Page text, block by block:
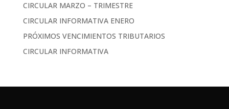
CIRCULAR MARZO – TRIMESTRE
CIRCULAR INFORMATIVA ENERO
PRÓXIMOS VENCIMIENTOS TRIBUTARIOS
CIRCULAR INFORMATIVA